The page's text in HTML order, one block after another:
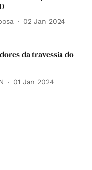
02 Jan 2024
da travessia do
01 Jan 2024